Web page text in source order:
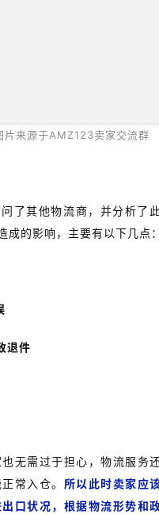
片来源于AMZ123卖家交流群
了其他物流商，并分析了
成的影响，主要有以下几点：
退件
无需过于担心，物流服务还
常入仓。 所以此时卖家应
口状况，根据物流形势和